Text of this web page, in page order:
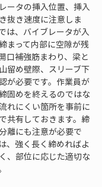
ータの挿入位置、挿入
抜き速度に注意しま
は、バイブレータが入
まって内部に空隙が残
口補強筋まわり、梁と
留め壁際、スリーブ下
が必要です。作業員が
固めを終えるのではな
れにくい箇所を事前に
共有しておきます。締
離にも注意が必要で
、強く長く締めればよ
、部位に応じた適切な